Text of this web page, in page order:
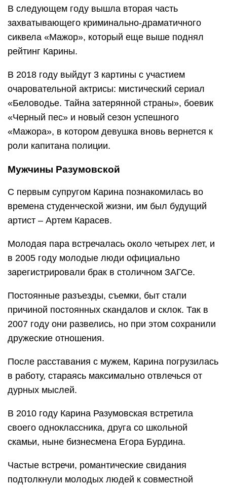
В следующем году вышла вторая часть
захватывающего криминально-драматичного
сиквела «Мажор», который еще выше поднял
рейтинг Карины.
В 2018 году выйдут 3 картины с участием
очаровательной актрисы: мистический сериал
«Беловодье. Тайна затерянной страны», боевик
«Черный пес» и новый сезон успешного
«Мажора», в котором девушка вновь вернется к
роли капитана полиции.
Мужчины Разумовской
С первым супругом Карина познакомилась во
времена студенческой жизни, им был будущий
артист – Артем Карасев.
Молодая пара встречалась около четырех лет, и
в 2005 году молодые люди официально
зарегистрировали брак в столичном ЗАГСе.
Постоянные разъезды, съемки, быт стали
причиной постоянных скандалов и склок. Так в
2007 году они развелись, но при этом сохранили
дружеские отношения.
После расставания с мужем, Карина погрузилась
в работу, стараясь максимально отвлечься от
дурных мыслей.
В 2010 году Карина Разумовская встретила
своего одноклассника, друга со школьной
скамьи, ныне бизнесмена Егора Бурдина.
Частые встречи, романтические свидания
подтолкнули молодых людей к совместной